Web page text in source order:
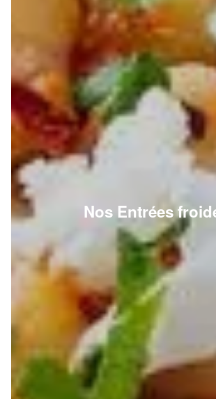
Nos Entrées